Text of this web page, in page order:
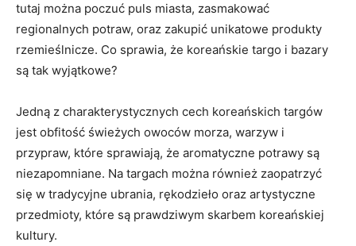
tutaj można ‌poczuć puls​ miasta, zasmakować
regionalnych⁤ potraw, oraz zakupić ‍unikatowe⁢ produkty
rzemieślnicze. ⁣Co sprawia, że koreańskie targo i⁤ bazary‌
są tak wyjątkowe?
Jedną z‍ charakterystycznych cech koreańskich‍ targów
jest obfitość świeżych owoców morza, ⁤warzyw i
przypraw, które sprawiają, że aromatyczne potrawy są
niezapomniane. Na targach można ‌również zaopatrzyć
⁣się w tradycyjne ⁤ubrania, rękodzieło​ oraz artystyczne
przedmioty,⁣ które są prawdziwym ⁤skarbem koreańskiej
kultury.